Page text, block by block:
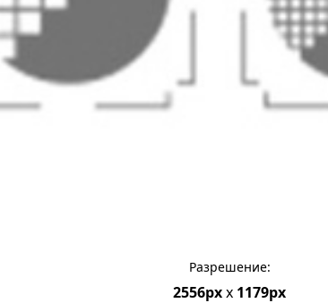
Разрешение:
2556pxx 1179px